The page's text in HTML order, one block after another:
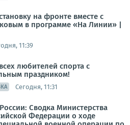
на фронте вместе с
в программе «На Линии» |
11:39
любителей спорта с
праздником!
Сегодня, 11:31
Сводка Министерства
Федерации о ходе